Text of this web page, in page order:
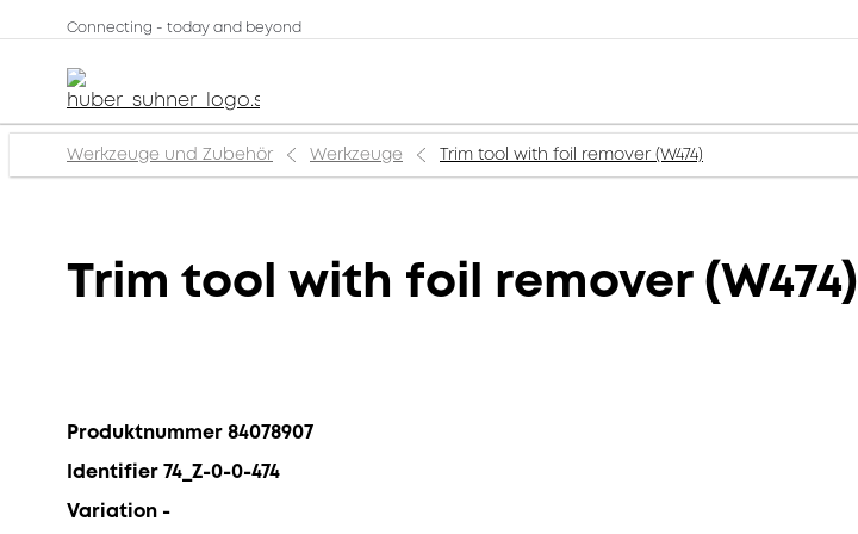
Connecting - today and beyond
Werkzeuge und Zubehör Werkzeuge Trim tool with foil remover (W474)
Trim tool with foil remover (W474)
Produktnummer 84078907
Identifier 74_Z-0-0-474
Variation -